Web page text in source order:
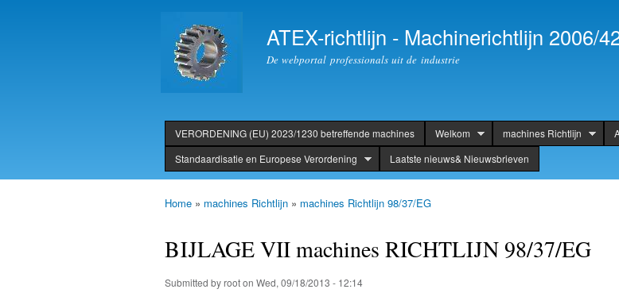
main
content
ATEX-richtlijn - Machinerichtlijn 2006/
De webportal professionals uit de industrie
header
VERORDENING (EU) 2023/1230 betreffende machines Welkom machines Richtlijn
Standaardisatie en Europese Verordening
Laatste nieuws& Nieuwsbrieven
Home » machines Richtlijn » machines Richtlijn 98/37/EG
BIJLAGE VII machines RICHTLIJN 98/37/EG
Submitted byrooton Wed, 09/18/2013 - 12:14